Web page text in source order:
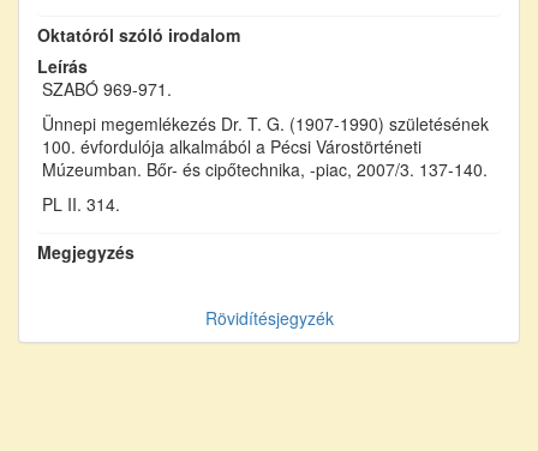
Oktatóról szóló irodalom
Leírás
SZABÓ 969-971.
Ünnepi megemlékezés Dr. T. G. (1907-1990) születésének
100. évfordulója alkalmából a Pécsi Várostörténeti
Múzeumban. Bőr- és cipőtechnika, -piac, 2007/3. 137-140.
PL II. 314.
Megjegyzés
Rövidítésjegyzék